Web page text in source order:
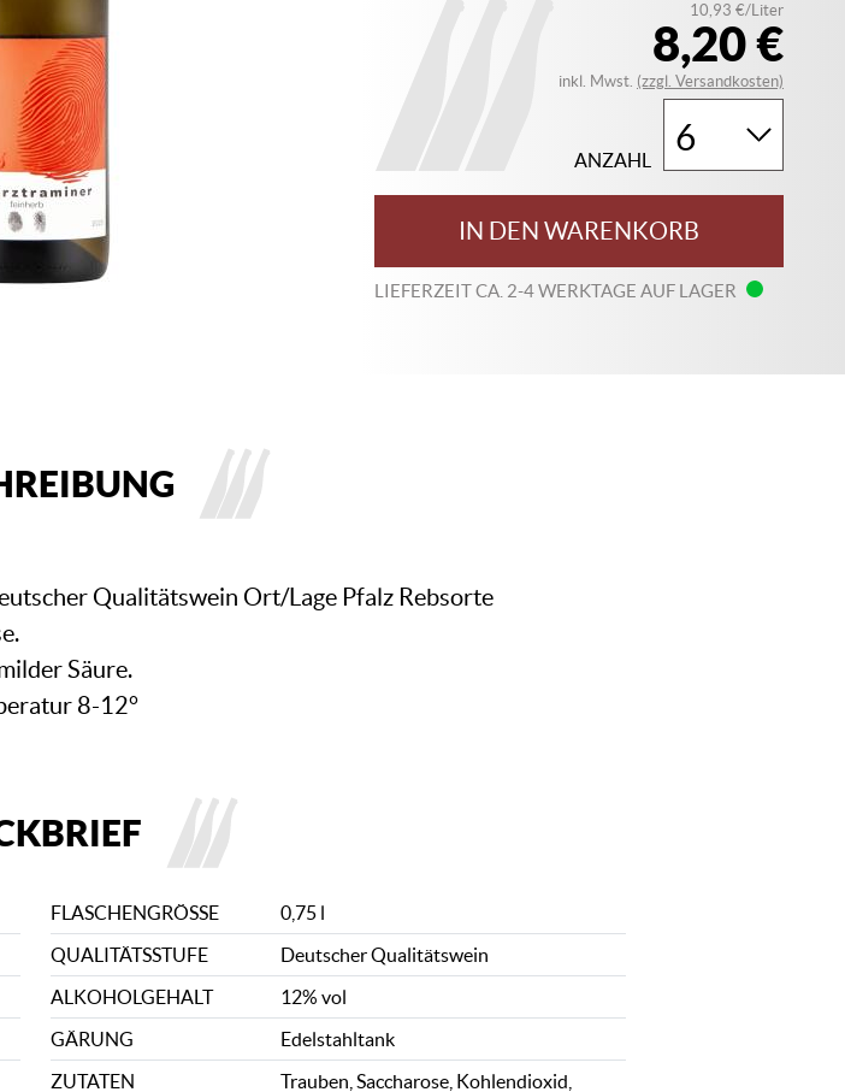
8,20 €
10,93 €/Liter
inkl. Mwst. (zzgl. Versandkosten)
ANZAHL
IN DEN WARENKORB
LIEFERZEIT CA. 2-4 WERKTAGE AUF LAGER
Qualitätswein Ort/Lage Pfalz Rebsorte
Säure.
8-12°
FLASCHENGRÖSSE
0,75 l
QUALITÄTSSTUFE
Deutscher Qualitätswein
ALKOHOLGEHALT
12% vol
GÄRUNG
Edelstahltank
ZUTATEN
Trauben, Saccharose, Kohlendioxid,